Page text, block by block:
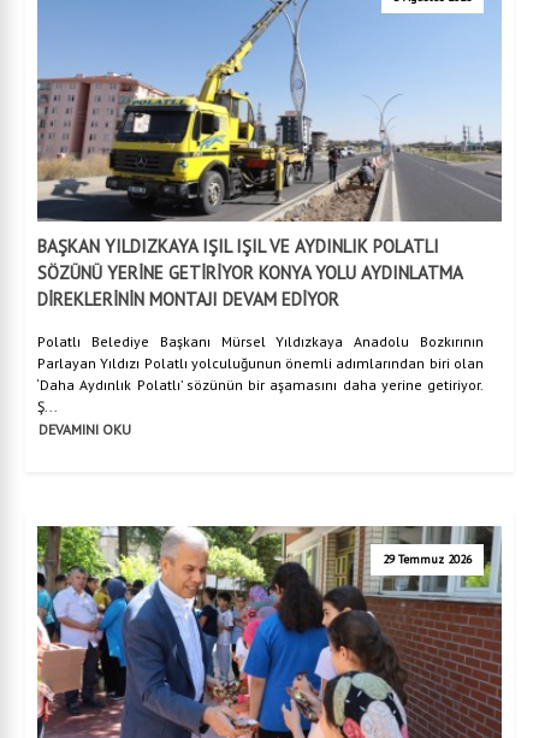
BAŞKAN YILDIZKAYA IŞIL IŞIL VE AYDINLIK POLATLI
SÖZÜNÜ YERİNE GETİRİYOR KONYA YOLU AYDINLATMA
DİREKLERİNİN MONTAJI DEVAM EDİYOR
Polatlı Belediye Başkanı Mürsel Yıldızkaya Anadolu Bozkırının
Parlayan Yıldızı Polatlı yolculuğunun önemli adımlarından biri olan
‘Daha Aydınlık Polatlı’ sözünün bir aşamasını daha yerine getiriyor.
Ş...
DEVAMINI OKU
29 Temmuz 2026